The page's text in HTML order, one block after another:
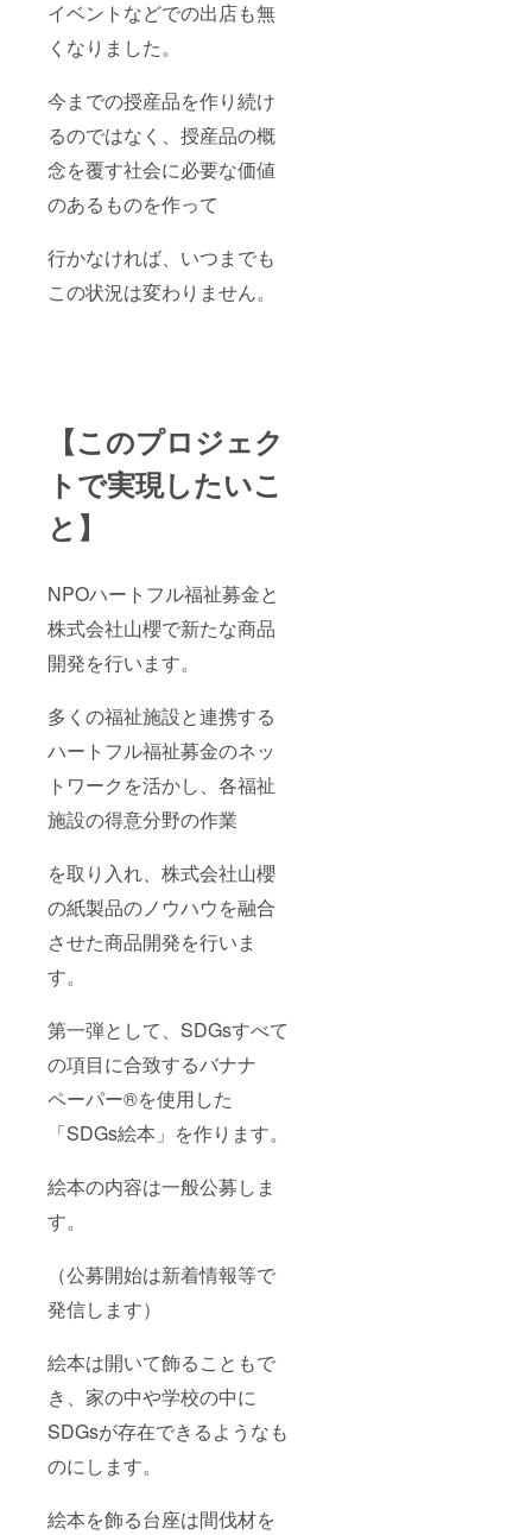
イベントなどでの出店も無
くなりました。
今までの授産品を作り続け
るのではなく、授産品の概
念を覆す社会に必要な価値
のあるものを作って
行かなければ、いつまでも
この状況は変わりません。
【このプロジェク
トで実現したいこ
と】
NPOハートフル福祉募金と
株式会社山櫻で新たな商品
開発を行います。
多くの福祉施設と連携する
ハートフル福祉募金のネッ
トワークを活かし、各福祉
施設の得意分野の作業
を取り入れ、株式会社山櫻
の紙製品のノウハウを融合
させた商品開発を行いま
す。
第一弾として、SDGsすべて
の項目に合致するバナナ
ペーパー®を使用した
「SDGs絵本」を作ります。
絵本の内容は一般公募しま
す。
（公募開始は新着情報等で
発信します）
絵本は開いて飾ることもで
き、家の中や学校の中に
SDGsが存在できるようなも
のにします。
絵本を飾る台座は間伐材を